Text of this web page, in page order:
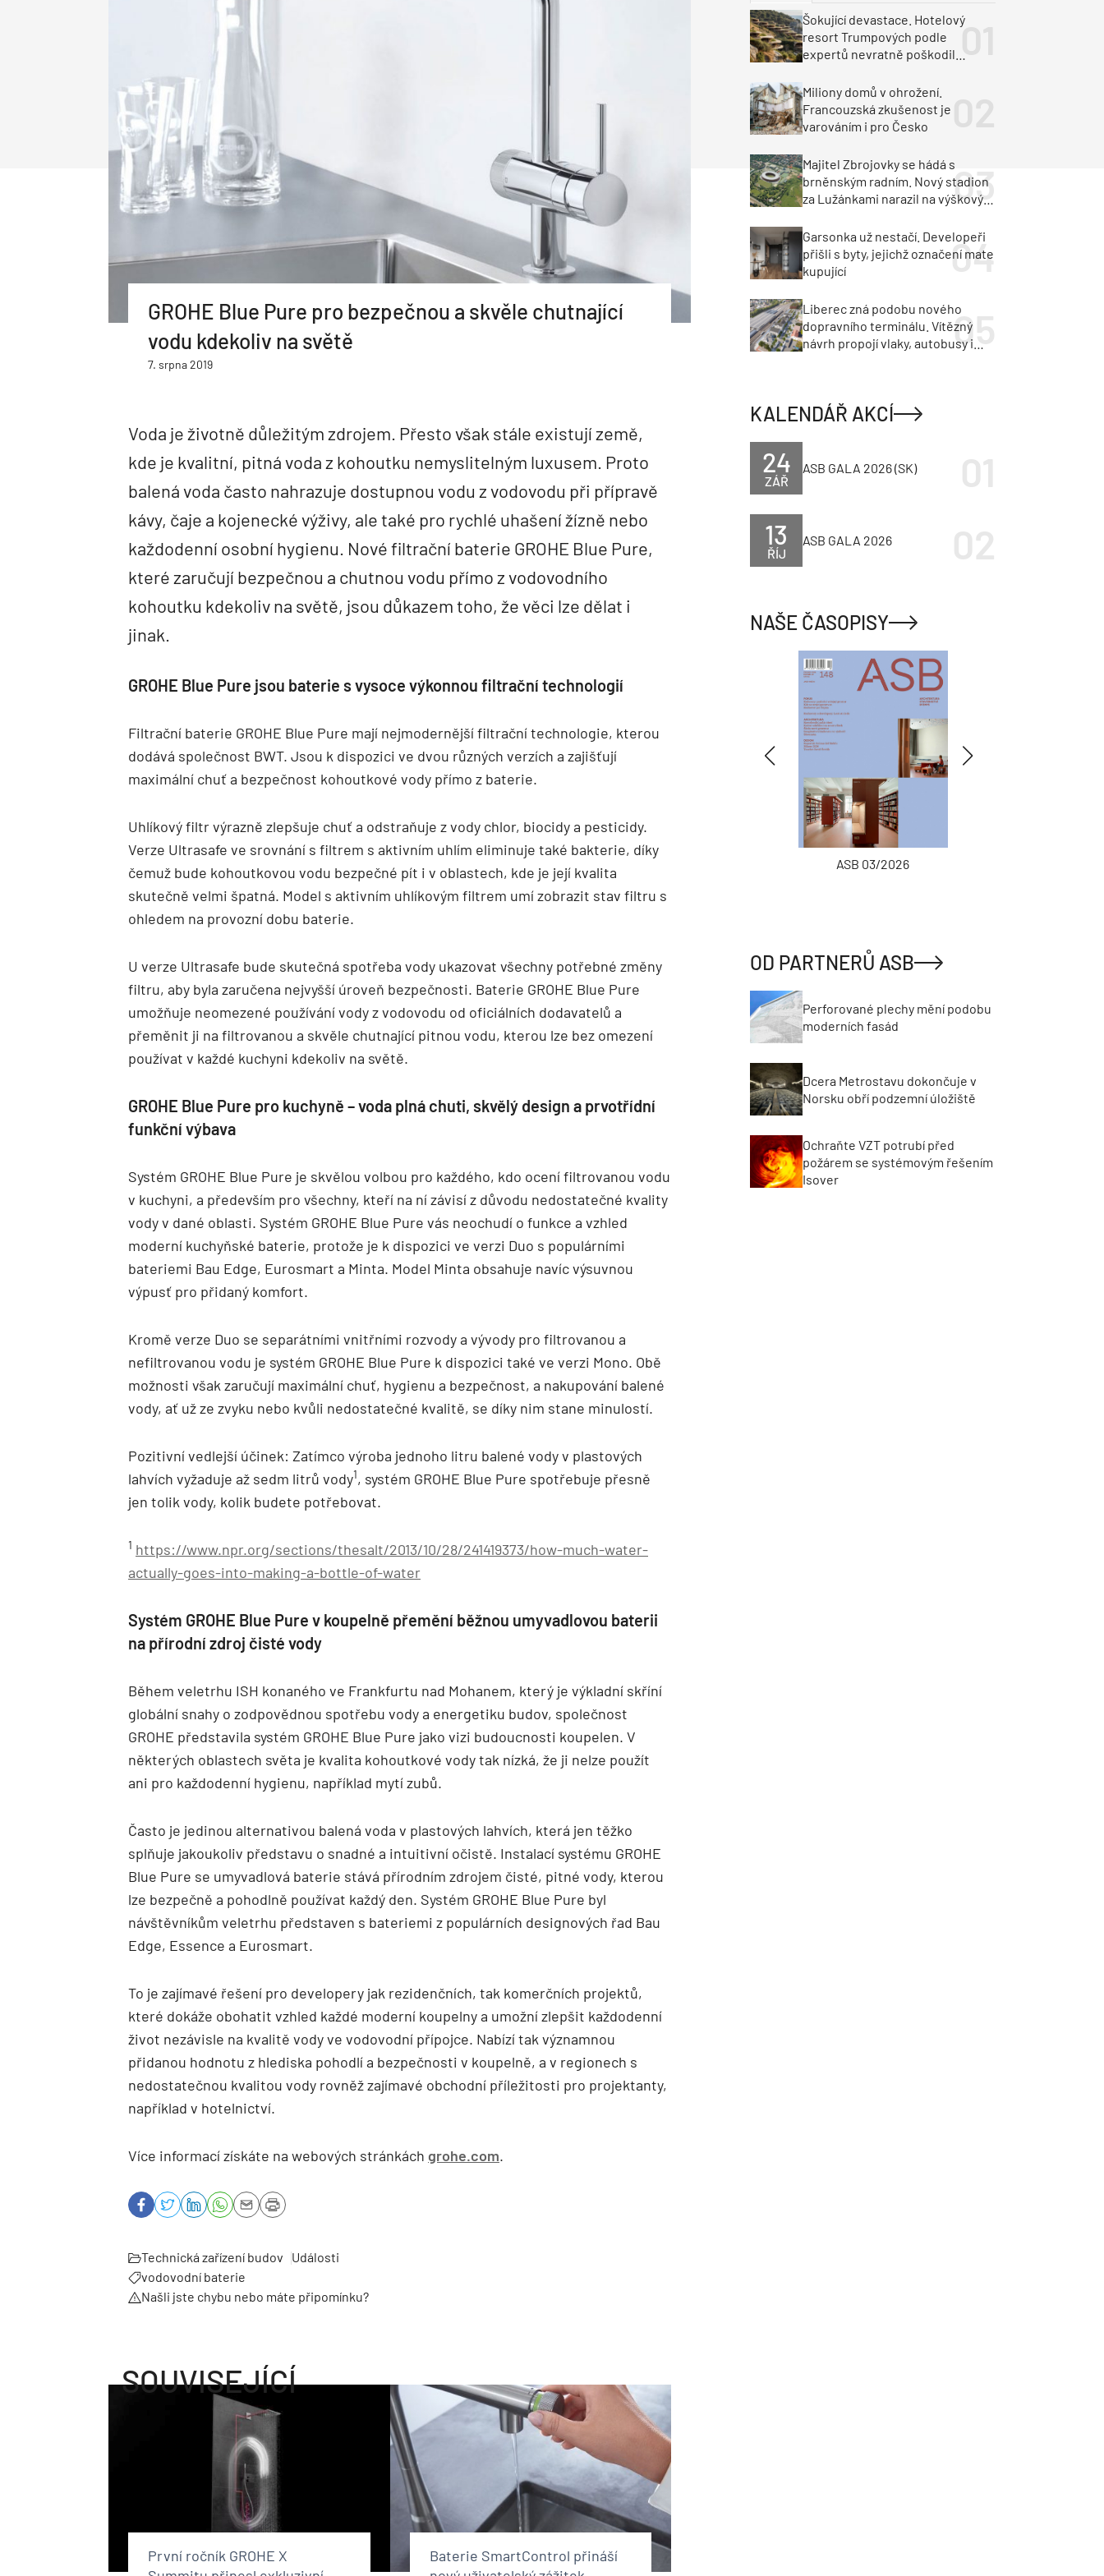
Inteligentní domy
Bytové domy Průmyslové objekty
Hydroizolace základů
Strop a Podlaha
Podlaha
Inženýrské stavby
Dopravní stavby
GROHE Blue Pure pro bezpečnou a skvěle chutnající
vodu kdekoliv na světě
7. srpna 2019
Voda je životně důležitým zdrojem. Přesto však stále existují země,
kde je kvalitní, pitná voda z kohoutku nemyslitelným luxusem. Proto
balená voda často nahrazuje dostupnou vodu z vodovodu při přípravě
kávy, čaje a kojenecké výživy, ale také pro rychlé uhašení žízně nebo
každodenní osobní hygienu. Nové filtrační baterie GROHE Blue Pure,
které zaručují bezpečnou a chutnou vodu přímo z vodovodního
kohoutku kdekoliv na světě, jsou důkazem toho, že věci lze dělat i
jinak.
GROHE Blue Pure jsou baterie s vysoce výkonnou filtrační technologií
Filtrační baterie GROHE Blue Pure mají nejmodernější filtrační technologie, kterou
dodává společnost BWT. Jsou k dispozici ve dvou různých verzích a zajišťují
maximální chuť a bezpečnost kohoutkové vody přímo z baterie.
Uhlíkový filtr výrazně zlepšuje chuť a odstraňuje z vody chlor, biocidy a pesticidy.
Verze Ultrasafe ve srovnání s filtrem s aktivním uhlím eliminuje také bakterie, díky
čemuž bude kohoutkovou vodu bezpečné pít i v oblastech, kde je její kvalita
skutečně velmi špatná. Model s aktivním uhlíkovým filtrem umí zobrazit stav filtru s
ohledem na provozní dobu baterie.
U verze Ultrasafe bude skutečná spotřeba vody ukazovat všechny potřebné změny
filtru, aby byla zaručena nejvyšší úroveň bezpečnosti. Baterie GROHE Blue Pure
umožňuje neomezené používání vody z vodovodu od oficiálních dodavatelů a
přeměnit ji na filtrovanou a skvěle chutnající pitnou vodu, kterou lze bez omezení
používat v každé kuchyni kdekoliv na světě.
GROHE Blue Pure pro kuchyně – voda plná chuti, skvělý design a prvotřídní
funkční výbava
Systém GROHE Blue Pure je skvělou volbou pro každého, kdo ocení filtrovanou vodu
v kuchyni, a především pro všechny, kteří na ní závisí z důvodu nedostatečné kvality
vody v dané oblasti. Systém GROHE Blue Pure vás neochudí o funkce a vzhled
moderní kuchyňské baterie, protože je k dispozici ve verzi Duo s populárními
bateriemi Bau Edge, Eurosmart a Minta. Model Minta obsahuje navíc výsuvnou
výpusť pro přidaný komfort.
Kromě verze Duo se separátními vnitřními rozvody a vývody pro filtrovanou a
nefiltrovanou vodu je systém GROHE Blue Pure k dispozici také ve verzi Mono. Obě
možnosti však zaručují maximální chuť, hygienu a bezpečnost, a nakupování balené
vody, ať už ze zvyku nebo kvůli nedostatečné kvalitě, se díky nim stane minulostí.
Pozitivní vedlejší účinek: Zatímco výroba jednoho litru balené vody v plastových
lahvích vyžaduje až sedm litrů vody1, systém GROHE Blue Pure spotřebuje přesně
jen tolik vody, kolik budete potřebovat.
1 https://www.npr.org/sections/thesalt/2013/10/28/241419373/how-much-water-
actually-goes-into-making-a-bottle-of-water
Systém GROHE Blue Pure v koupelně přemění běžnou umyvadlovou baterii
na přírodní zdroj čisté vody
Během veletrhu ISH konaného ve Frankfurtu nad Mohanem, který je výkladní skříní
globální snahy o zodpovědnou spotřebu vody a energetiku budov, společnost
GROHE představila systém GROHE Blue Pure jako vizi budoucnosti koupelen. V
některých oblastech světa je kvalita kohoutkové vody tak nízká, že ji nelze použít
ani pro každodenní hygienu, například mytí zubů.
Často je jedinou alternativou balená voda v plastových lahvích, která jen těžko
splňuje jakoukoliv představu o snadné a intuitivní očistě. Instalací systému GROHE
Blue Pure se umyvadlová baterie stává přírodním zdrojem čisté, pitné vody, kterou
lze bezpečně a pohodlně používat každý den. Systém GROHE Blue Pure byl
návštěvníkům veletrhu představen s bateriemi z populárních designových řad Bau
Edge, Essence a Eurosmart.
To je zajímavé řešení pro developery jak rezidenčních, tak komerčních projektů,
které dokáže obohatit vzhled každé moderní koupelny a umožní zlepšit každodenní
život nezávisle na kvalitě vody ve vodovodní přípojce. Nabízí tak významnou
přidanou hodnotu z hlediska pohodlí a bezpečnosti v koupelně, a v regionech s
nedostatečnou kvalitou vody rovněž zajímavé obchodní příležitosti pro projektanty,
například v hotelnictví.
Více informací získáte na webových stránkách grohe.com.
Technická zařízení budov
Události
vodovodní baterie
Našli jste chybu nebo máte připomínku?
SOUVISEJÍCÍ
První ročník GROHE X
Baterie SmartControl přináší
Šokující devastace. Hotelový
resort Trumpových podle
expertů nevratně poškodil
Miliony domů v ohrožení.
Francouzská zkušenost je
varováním i pro Česko
Majitel Zbrojovky se hádá s
brněnským radním. Nový stadion
za Lužánkami narazil na výškový
Garsonka už nestačí. Developeři
přišli s byty, jejichž označení mate
kupující
Liberec zná podobu nového
dopravního terminálu. Vítězný
návrh propojí vlaky, autobusy i
KALENDÁŘ AKCÍ
ZÁŘ
24 ASB GALA 2026 (SK)
ŘÍJ
13 ASB GALA 2026
NAŠE ČASOPISY
TZB HAUSTECHNIK 02/2026 ASB 03/2026
OD PARTNERŮ ASB
Perforované plechy mění podobu
moderních fasád
Dcera Metrostavu dokončuje v
Norsku obří podzemní úložiště
Ochraňte VZT potrubí před
požárem se systémovým řešením
Isover